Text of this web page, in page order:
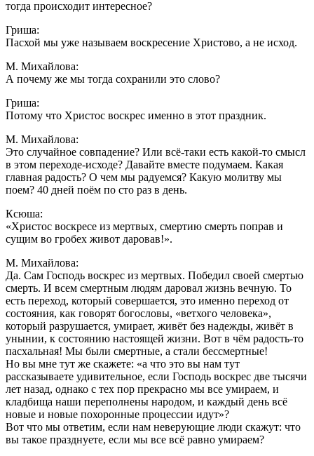
тогда происходит интересное?
Гриша:
Пасхой мы уже называем воскресение Христово, а не исход.
М. Михайлова:
А почему же мы тогда сохранили это слово?
Гриша:
Потому что Христос воскрес именно в этот праздник.
М. Михайлова:
Это случайное совпадение? Или всё-таки есть какой-то смысл
в этом переходе-исходе? Давайте вместе подумаем. Какая
главная радость? О чем мы радуемся? Какую молитву мы
поем? 40 дней поём по сто раз в день.
Ксюша:
«Христос воскресе из мертвых, смертию смерть поправ и
сущим во гробех живот даровав!».
М. Михайлова:
Да. Сам Господь воскрес из мертвых. Победил своей смертью
смерть. И всем смертным людям даровал жизнь вечную. То
есть переход, который совершается, это именно переход от
состояния, как говорят богословы, «ветхого человека»,
который разрушается, умирает, живёт без надежды, живёт в
унынии, к состоянию настоящей жизни. Вот в чём радость-то
пасхальная! Мы были смертные, а стали бессмертные!
Но вы мне тут же скажете: «а что это вы нам тут
рассказываете удивительное, если Господь воскрес две тысячи
лет назад, однако с тех пор прекрасно мы все умираем, и
кладбища наши переполнены народом, и каждый день всё
новые и новые похоронные процессии идут»?
Вот что мы ответим, если нам неверующие люди скажут: что
вы такое празднуете, если мы все всё равно умираем?